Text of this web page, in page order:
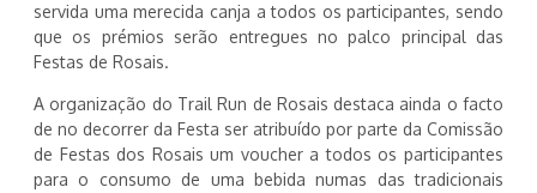
servida uma merecida canja a todos os participantes, sendo
que os prémios serão entregues no palco principal das
Festas de Rosais.
A organização do Trail Run de Rosais destaca ainda o facto
de no decorrer da Festa ser atribuído por parte da Comissão
de Festas dos Rosais um voucher a todos os participantes
para o consumo de uma bebida numas das tradicionais